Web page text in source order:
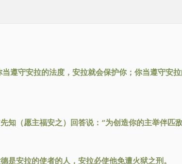
遵守安拉的法度，安拉就会保护你；你当遵守安
（愿主福安之）回答说：“为创造你的主举伴匹
安拉的使者的人，安拉必使他免遭火狱之刑。